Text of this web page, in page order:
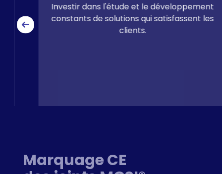
Satisfaire nos clients en commercialisant,
en fabriquant et en fournissant une
assistance technique pour les
Marquage CE